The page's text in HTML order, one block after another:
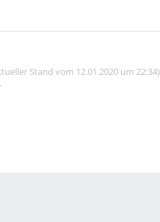
Stand vom 12.01.2020 um 22:34)